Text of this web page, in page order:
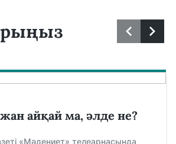
айқай ма, әлде не?
«Мәдениет» телеарнасында